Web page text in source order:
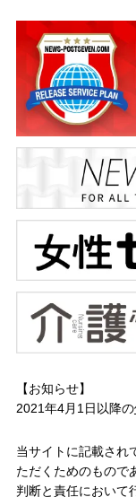
【お知らせ】
2021年4月1日以降の
当サイトに記載され
ただくためのもので
判断と責任において